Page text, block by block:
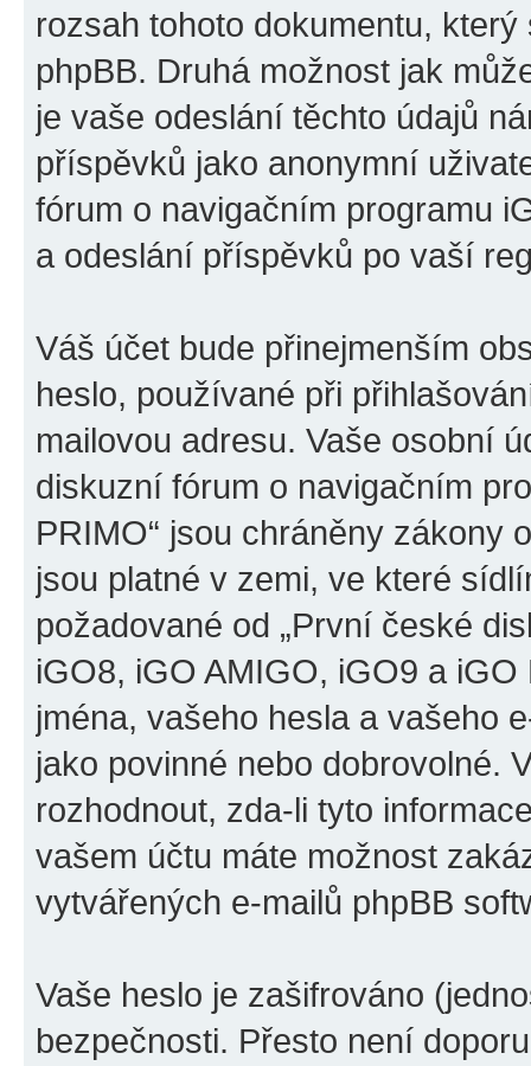
rozsah tohoto dokumentu,
phpBB. Druhá možnost jak
je vaše odeslání těchto údajů
příspěvků jako anonymní
fórum o navigačním programu
a odeslání příspěvků po vaší
Váš účet bude přinejmenším
heslo, používané při
mailovou adresu. Vaše osobní
diskuzní fórum o navigačním
PRIMO“ jsou chráněny zákony
jsou platné v zemi, ve které
požadované od „První české
iGO8, iGO AMIGO, iGO9 a
jména, vašeho hesla a vašeho
jako povinné nebo dobrovolné.
rozhodnout, zda-li tyto
vašem účtu máte možnost
vytvářených e-mailů phpBB
Vaše heslo je zašifrováno
bezpečnosti. Přesto není